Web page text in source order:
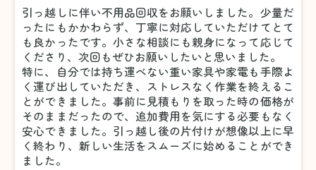
引っ越しに伴い不用品回収をお願いしました。少量だ
ったにもかかわらず、丁寧に対応していただけてとて
も良かったです。小さな相談にも親身になって応じて
くださり、次回もぜひお願いしたいと思いました。
特に、自分では持ち運べない重い家具や家電も手際よ
く運び出していただき、ストレスなく作業を終えるこ
とができました。事前に見積もりを取った時の価格が
そのままだったので、追加費用を気にする必要もなく
安心できました。引っ越し後の片付けが想像以上に早
く終わり、新しい生活をスムーズに始めることができ
ました。